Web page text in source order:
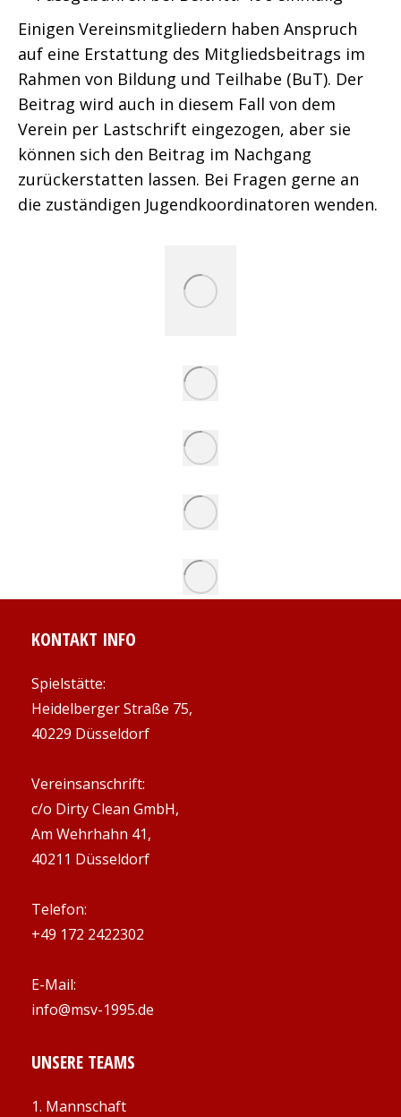
Einigen Vereinsmitgliedern haben Anspruch
auf eine Erstattung des Mitgliedsbeitrags im
Rahmen von Bildung und Teilhabe (BuT). Der
Beitrag wird auch in diesem Fall von dem
Verein per Lastschrift eingezogen, aber sie
können sich den Beitrag im Nachgang
zurückerstatten lassen. Bei Fragen gerne an
die zuständigen Jugendkoordinatoren wenden.
KONTAKT INFO
Spielstätte:
Heidelberger Straße 75,
40229 Düsseldorf
Vereinsanschrift:
c/o Dirty Clean GmbH,
Am Wehrhahn 41,
40211 Düsseldorf
Telefon:
+49 172 2422302
E-Mail:
info@msv-1995.de
UNSERE TEAMS
1. Mannschaft